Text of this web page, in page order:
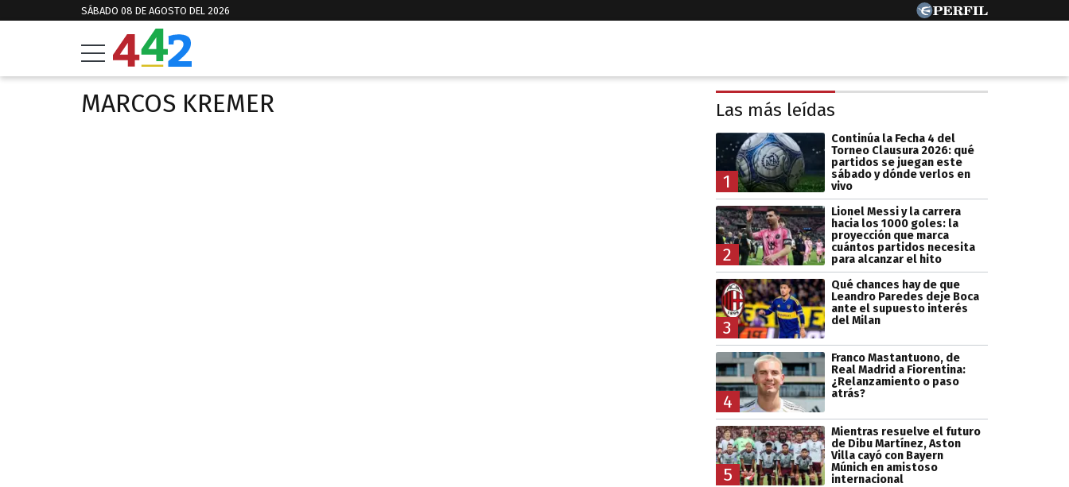
SÁBADO 08 DE AGOSTO DEL 2026
MARCOS KREMER Las más leídas
1
Continúa la Fecha 4 del
Torneo Clausura 2026: qué
partidos se juegan este
sábado y dónde verlos en
vivo
2
Lionel Messi y la carrera
hacia los 1000 goles: la
proyección que marca
cuántos partidos necesita
para alcanzar el hito
3
Qué chances hay de que
Leandro Paredes deje Boca
ante el supuesto interés
del Milan
4
Franco Mastantuono, de
Real Madrid a Fiorentina:
¿Relanzamiento o paso
atrás?
5
Mientras resuelve el futuro
de Dibu Martínez, Aston
Villa cayó con Bayern
Múnich en amistoso
internacional